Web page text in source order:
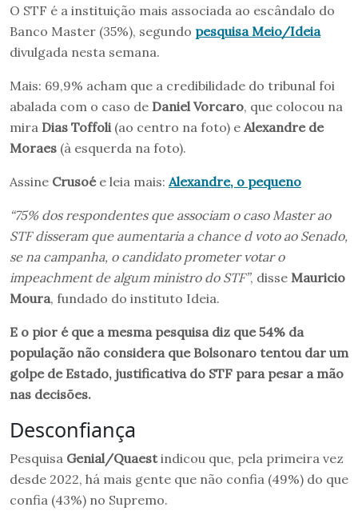
O STF é a instituição mais associada ao escândalo do
Banco Master (35%), segundo pesquisa Meio/Ideia
divulgada nesta semana.
Mais: 69,9% acham que a credibilidade do tribunal foi
abalada com o caso de Daniel Vorcaro, que colocou na
mira Dias Toffoli (ao centro na foto) e Alexandre de
Moraes (à esquerda na foto).
Assine Crusoée leia mais: Alexandre, o pequeno
“75% dos respondentes que associam o caso Master ao
STF disseram que aumentaria a chance d voto ao Senado,
se na campanha, o candidato prometer votar o
impeachment de algum ministro do STF”, disse Mauricio
Moura, fundado do instituto Ideia.
E o pior é que a mesma pesquisa diz que 54% da
população não considera que Bolsonaro tentou dar um
golpe de Estado, justificativa do STF para pesar a mão
nas decisões.
Desconfiança
Pesquisa Genial/Quaestindicou que, pela primeira vez
desde 2022, há mais gente que não confia (49%) do que
confia (43%) no Supremo.